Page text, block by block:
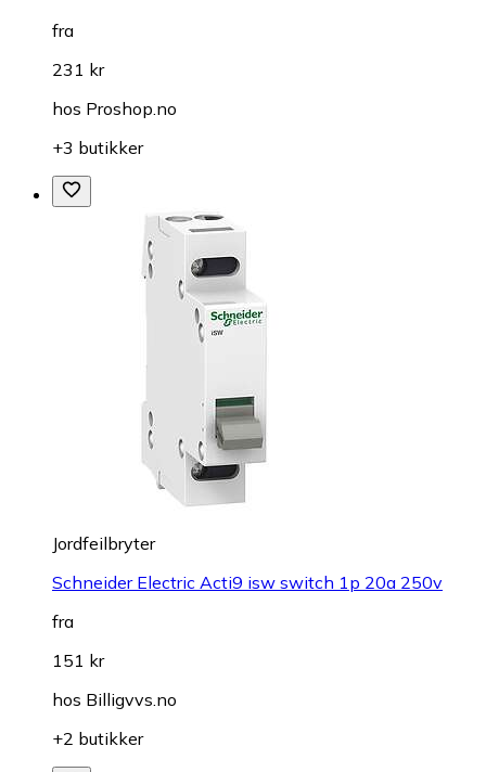
fra
231 kr
hos Proshop.no
+3 butikker
Jordfeilbryter
Schneider Electric Acti9 isw switch 1p 20a 250v
fra
151 kr
hos Billigvvs.no
+2 butikker